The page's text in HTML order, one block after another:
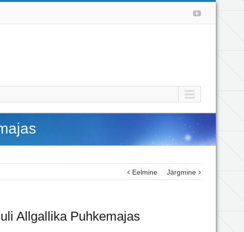
Eelmine Järgmine
Allgallika Puhkemajas